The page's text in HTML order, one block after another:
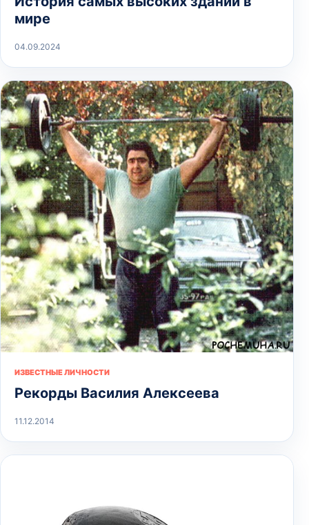
мире
04.09.2024
ИЗВЕСТНЫЕ ЛИЧНОСТИ
Рекорды Василия Алексеева
11.12.2014